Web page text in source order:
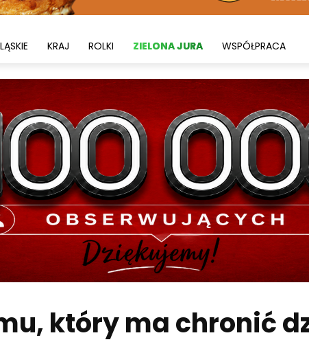
KRAJ ROLKI ZIELONA JURA WSPÓŁPRACA
który ma chronić